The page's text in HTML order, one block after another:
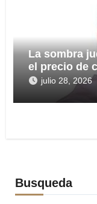
La sombra
el precio de
en arma
julio 28, 2026
Busqueda